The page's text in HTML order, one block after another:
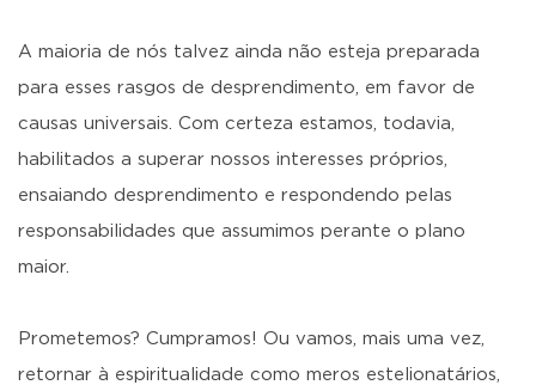
A maioria de nós talvez ainda não esteja preparada
para esses rasgos de desprendimento, em favor de
causas universais. Com certeza estamos, todavia,
habilitados a superar nossos interesses próprios,
ensaiando desprendimento e respondendo pelas
responsabilidades que assumimos perante o plano
maior.
Prometemos? Cumpramos! Ou vamos, mais uma vez,
retornar à espiritualidade como meros estelionatários,